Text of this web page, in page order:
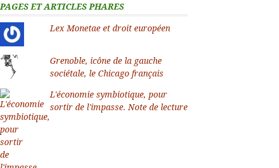
PAGES ET ARTICLES PHARES
Lex Monetae et droit européen
Grenoble, icône de la gauche
sociétale, le Chicago français
L'économie symbiotique, pour
sortir de l'impasse. Note de lecture